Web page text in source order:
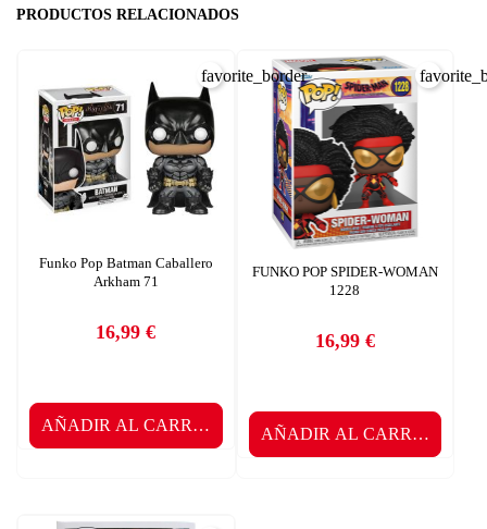
PRODUCTOS RELACIONADOS
Funko Pop Batman Caballero
Arkham 71
Precio
16,99 €
AÑADIR AL CARRITO
favorite_border
FUNKO POP SPIDER-WOMAN
1228
Precio
16,99 €
AÑADIR AL CARRITO